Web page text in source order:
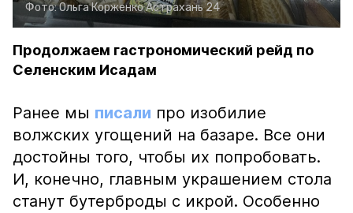
Фото:Ольга КорженкоАстрахань 24
Продолжаем гастрономический рейд по
Селенским Исадам
Ранее мы писали про изобилие
волжских угощений на базаре. Все они
достойны того, чтобы их попробовать.
И, конечно, главным украшением стола
станут бутерброды с икрой. Особенно